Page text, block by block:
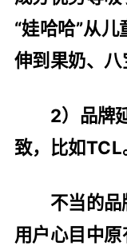
“娃哈哈”从
伸到果奶、八
2）品牌
致，比如TCL
不当的
用户心目中